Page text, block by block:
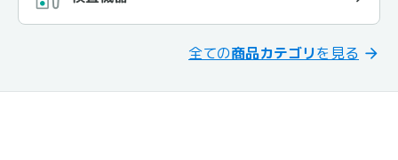
全ての商品カテゴリを見る